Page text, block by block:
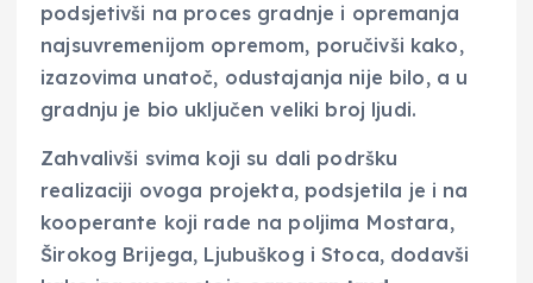
podsjetivši na proces gradnje i opremanja
najsuvremenijom opremom, poručivši kako,
izazovima unatoč, odustajanja nije bilo, a u
gradnju je bio uključen veliki broj ljudi.
Zahvalivši svima koji su dali podršku
realizaciji ovoga projekta, podsjetila je i na
kooperante koji rade na poljima Mostara,
Širokog Brijega, Ljubuškog i Stoca, dodavši